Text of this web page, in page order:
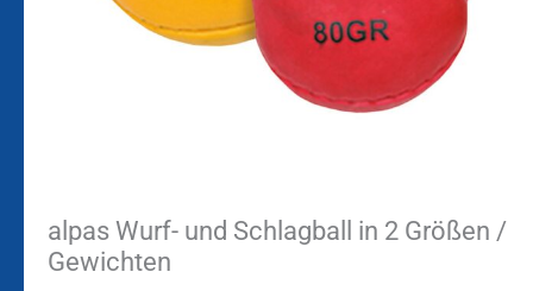
alpas Wurf- und Schlagball in 2 Größen /
Gewichten